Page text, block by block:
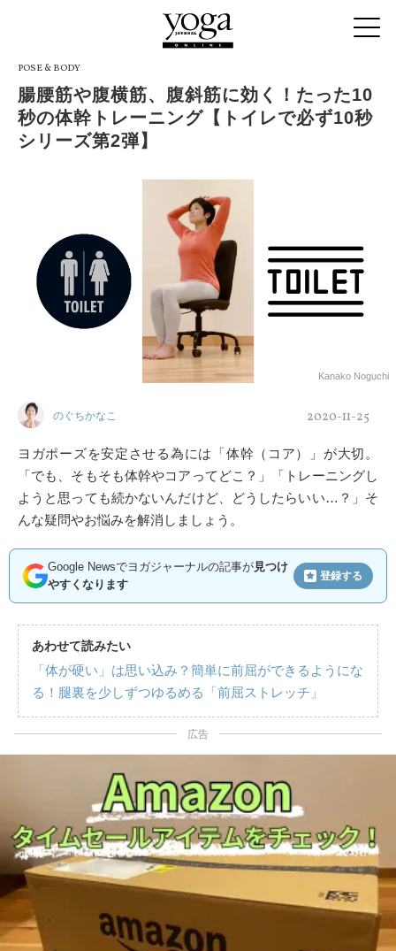
POSE & BODY
腸腰筋や腹横筋、腹斜筋に効く！たった10
秒の体幹トレーニング【トイレで必ず10秒
シリーズ第2弾】
Kanako Noguchi
のぐちかなこ 2020-11-25
ヨガポーズを安定させる為には「体幹（コア）」が大切。
「でも、そもそも体幹やコアってどこ？」「トレーニングし
ようと思っても続かないんだけど、どうしたらいい…？」そ
んな疑問やお悩みを解消しましょう。
Google Newsでヨガジャーナルの記事が見つけ
やすくなります
登録する
あわせて読みたい
「体が硬い」は思い込み？簡単に前屈ができるようにな
る！腿裏を少しずつゆるめる「前屈ストレッチ」
広告